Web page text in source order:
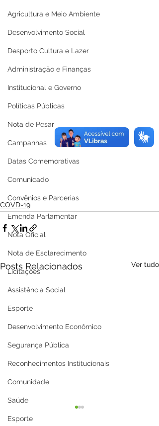
Agricultura e Meio Ambiente
Desenvolvimento Social
Desporto Cultura e Lazer
Administração e Finanças
Institucional e Governo
Políticas Públicas
Nota de Pesar
Campanhas
Datas Comemorativas
Comunicado
Convênios e Parcerias
Emenda Parlamentar
Nota Oficial
Nota de Esclarecimento
Licitações
Assistência Social
Esporte
Desenvolvimento Econômico
Segurança Pública
Reconhecimentos Institucionais
Comunidade
Saúde
Esporte
COVD-19
Posts Relacionados Ver tudo